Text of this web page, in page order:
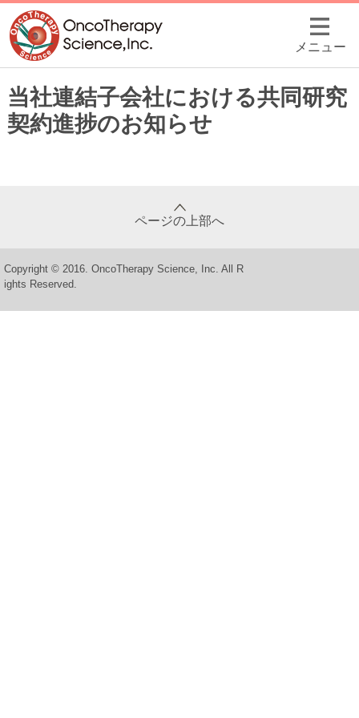
メニュー
当社連結子会社における共同研究
契約進捗のお知らせ
ページの上部へ
Copyright © 2016. OncoTherapy Science, Inc. All R
ights Reserved.